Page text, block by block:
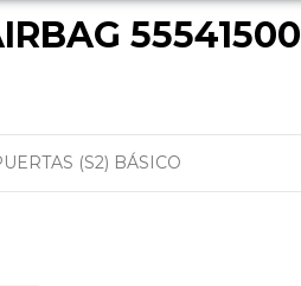
55541500
(S2) BÁSICO